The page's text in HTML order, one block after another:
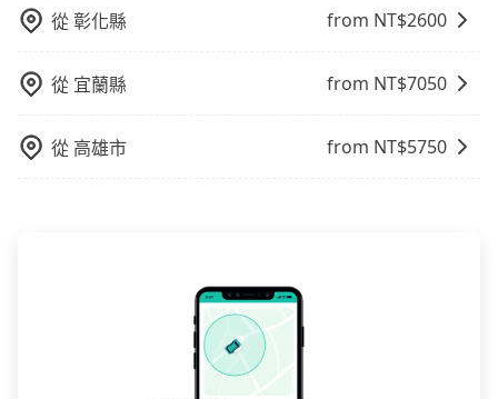
和內幕，並且可以在旅途中收集更多的故事和經驗，豐
富自己的旅程。
從彰化縣 from NT$2600
從 宜蘭縣 from NT$7050
從 高雄市 from NT$5750